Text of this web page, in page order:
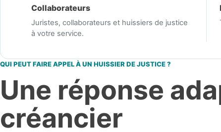
Collaborateurs
Juristes, collaborateurs et huissiers de justice
à votre service.
QUI PEUT FAIRE APPEL À UN HUISSIER DE JUSTICE ?
Une réponse
créancier